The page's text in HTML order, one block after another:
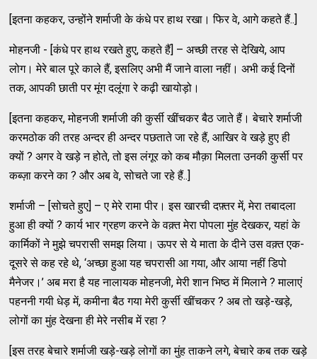
[इतना कहकर, उन्होंने शर्माजी के कंधे पर हाथ रखा। फिर वे, आगे कहते हैं..]
मोहनजी - [कंधे पर हाथ रखते हुए, कहते हैं] – अच्छी तरह से देखिये, आप
लोग। मेरे बाल पूरे काले हैं, इसलिए अभी मैं जाने वाला नहीं। अभी कई दिनों
तक, आपकी छाती पर मूंग दलूंगा रे कढ़ी खायोड़ो।
[इतना कहकर, मोहनजी शर्माजी की कुर्सी खींचकर बैठ जाते हैं। बेचारे शर्माजी
करमठोक की तरह अन्दर ही अन्दर पछताते जा रहे हैं, आखिर वे खड़े हुए ही
क्यों ? अगर वे खड़े न होते, तो इस लंगूर को कब मौक़ा मिलता उनकी कुर्सी पर
कब्ज़ा करने का ? और अब वे, सोचते जा रहे हैं..]
शर्माजी – [सोचते हुए] – ए मेरे रामा पीर। इस खारची दफ़्तर में, मेरा तबादला
हुआ ही क्यों ? कार्य भार ग्रहण करने के वक़्त मेरा पोपला मुंह देखकर, यहां के
कार्मिकों ने मुझे चपरासी समझ लिया। ऊपर से ये माता के दीने उस वक़्त एक-
दूसरे से कह रहे थे, ‘अच्छा हुआ यह चपरासी आ गया, और आया नहीं डिपो
मैनेजर।’ अब मरा है यह नालायक मोहनजी, मेरी शान भिष्ठ में मिलाने ? मालाएं
पहननी गयी धेड़ में, कमीना बैठ गया मेरी कुर्सी खींचकर ? अब तो खड़े-खड़े,
लोगों का मुंह देखना ही मेरे नसीब में रहा ?
[इस तरह बेचारे शर्माजी खड़े-खड़े लोगों का मुंह ताकने लगे, बेचारे कब तक खड़े